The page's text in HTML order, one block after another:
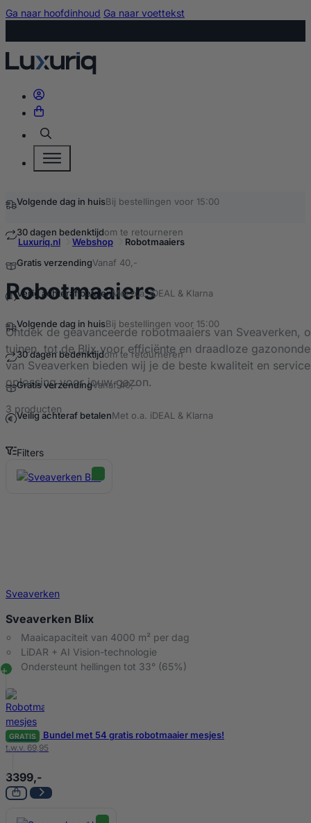
Ga naar hoofdinhoud Ga naar voettekst
Zoeken
Volgende dag in huisBij bestellingen voor 15:00
30 dagen bedenktijdom te retourneren
Gratis verzendingVanaf 40,-
Veilig achteraf betalenMet o.a. iDEAL & Klarna
Volgende dag in huisBij bestellingen voor 15:00
30 dagen bedenktijdom te retourneren
Gratis verzendingVanaf 40,-
Veilig achteraf betalenMet o.a. iDEAL & Klarna
Luxuriq.nl Webshop Robotmaaiers
Robotmaaierskopen
Ontdek de geavanceerde robotmaaiers van
tuinen, tot de Blixvoor efficiënte en draadloze
van Sveaverken bieden wij je de beste kwaliteit en
oplossing voor jouw gazon.
3 producten
Filters
Robotmaaiers Producten
Sveaverken
Sveaverken Blix
Maaicapaciteit van 4000 m² per dag
LiDAR + AI Vision-technologie
Ondersteunt hellingen tot 33° (65%)
GRATIS Bundel met 54 gratis robotmaaier mesjes!
t.w.v. 69,95
3399,-